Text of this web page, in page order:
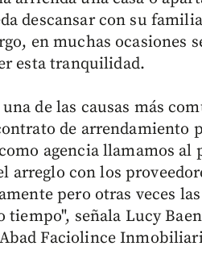
descansar con su
en muchas ocasiones
esta tranquilidad.
de las causas más
de arrendamiento
agencia llamamos
arreglo con los
pero otras veces
señala Lucy
Faciolince